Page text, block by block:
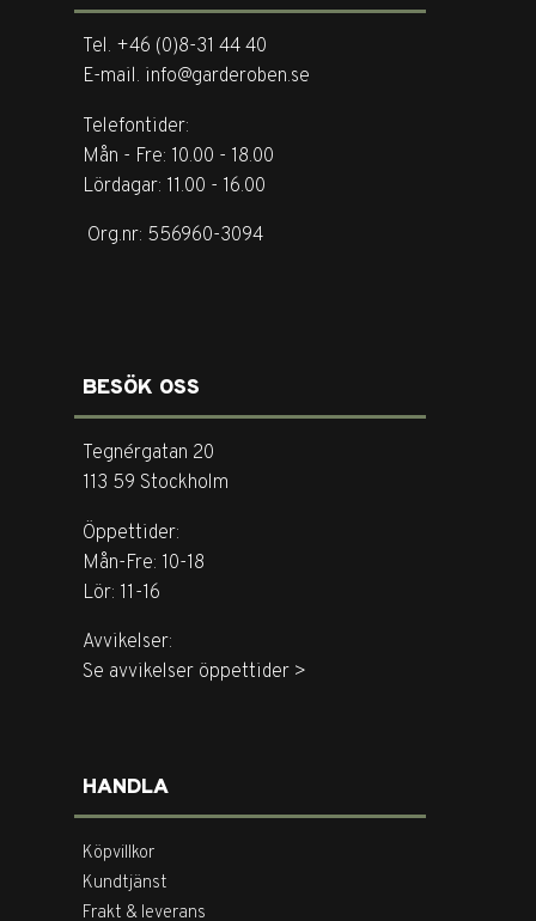
Tel. +46 (0)8-31 44 40
E-mail. info@garderoben.se
Telefontider:
Mån - Fre: 10.00 - 18.00
Lördagar: 11.00 - 16.00
Org.nr: 556960-3094
BESÖK OSS
Tegnérgatan 20
113 59 Stockholm
Öppettider:
Mån-Fre: 10-18
Lör: 11-16
Avvikelser:
Se avvikelser öppettider >
HANDLA
Köpvillkor
Kundtjänst
Frakt & leverans